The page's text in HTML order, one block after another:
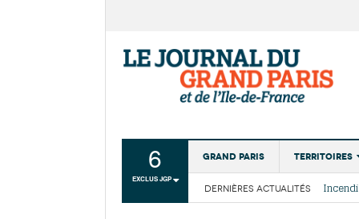
6
EXCLUS JGP
Grand Paris Territoires
DERNIÈRES ACTUALITÉS
La